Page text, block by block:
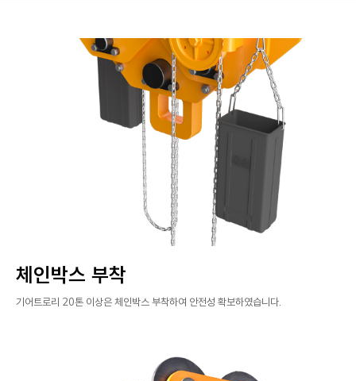
체인박스 부착
기어트로리 20톤 이상은 체인박스 부착하여 안전성 확보하였습니다.